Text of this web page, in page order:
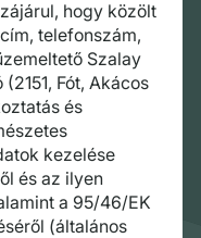
hogy közölt
telefonszám,
Szalay
Fót, Akácos
és
kezelése
és az ilyen
a 95/46/EK
(általános